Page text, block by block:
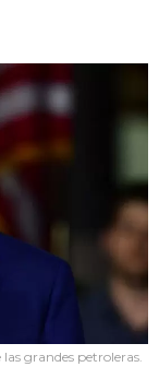
grandes petroleras.